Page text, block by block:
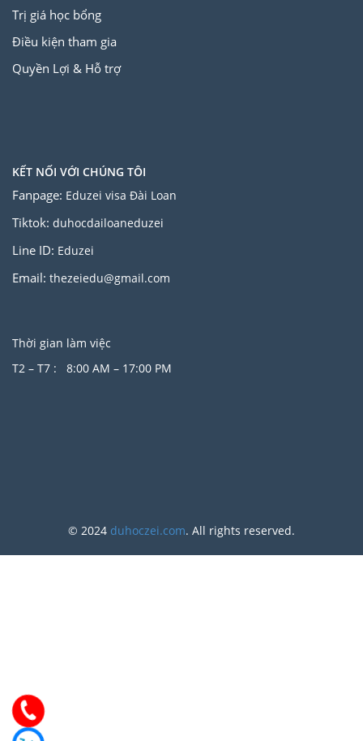
Trị giá học bổng
Điều kiện tham gia
Quyền Lợi & Hỗ trợ
KẾT NỐI VỚI CHÚNG TÔI
Fanpage: Eduzei visa Đài Loan
Tiktok: duhocdailoaneduzei
Line ID: Eduzei
Email: thezeiedu@gmail.com
Thời gian làm việc
T2 – T7 : 8:00 AM – 17:00 PM
© 2024 duhoczei.com. All rights reserved.